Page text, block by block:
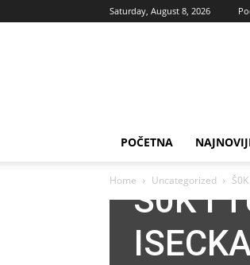
Saturday, August 8, 2026
POČETNA
Home Uncategorized
Š0K I